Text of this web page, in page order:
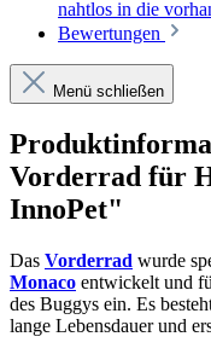
nahtlos in die
Bewertungen
Menü schließen
Vorderrad für
InnoPet"
Das Vorderrad wurde
Monaco entwickelt und
des Buggys ein. Es
lange Lebensdauer und